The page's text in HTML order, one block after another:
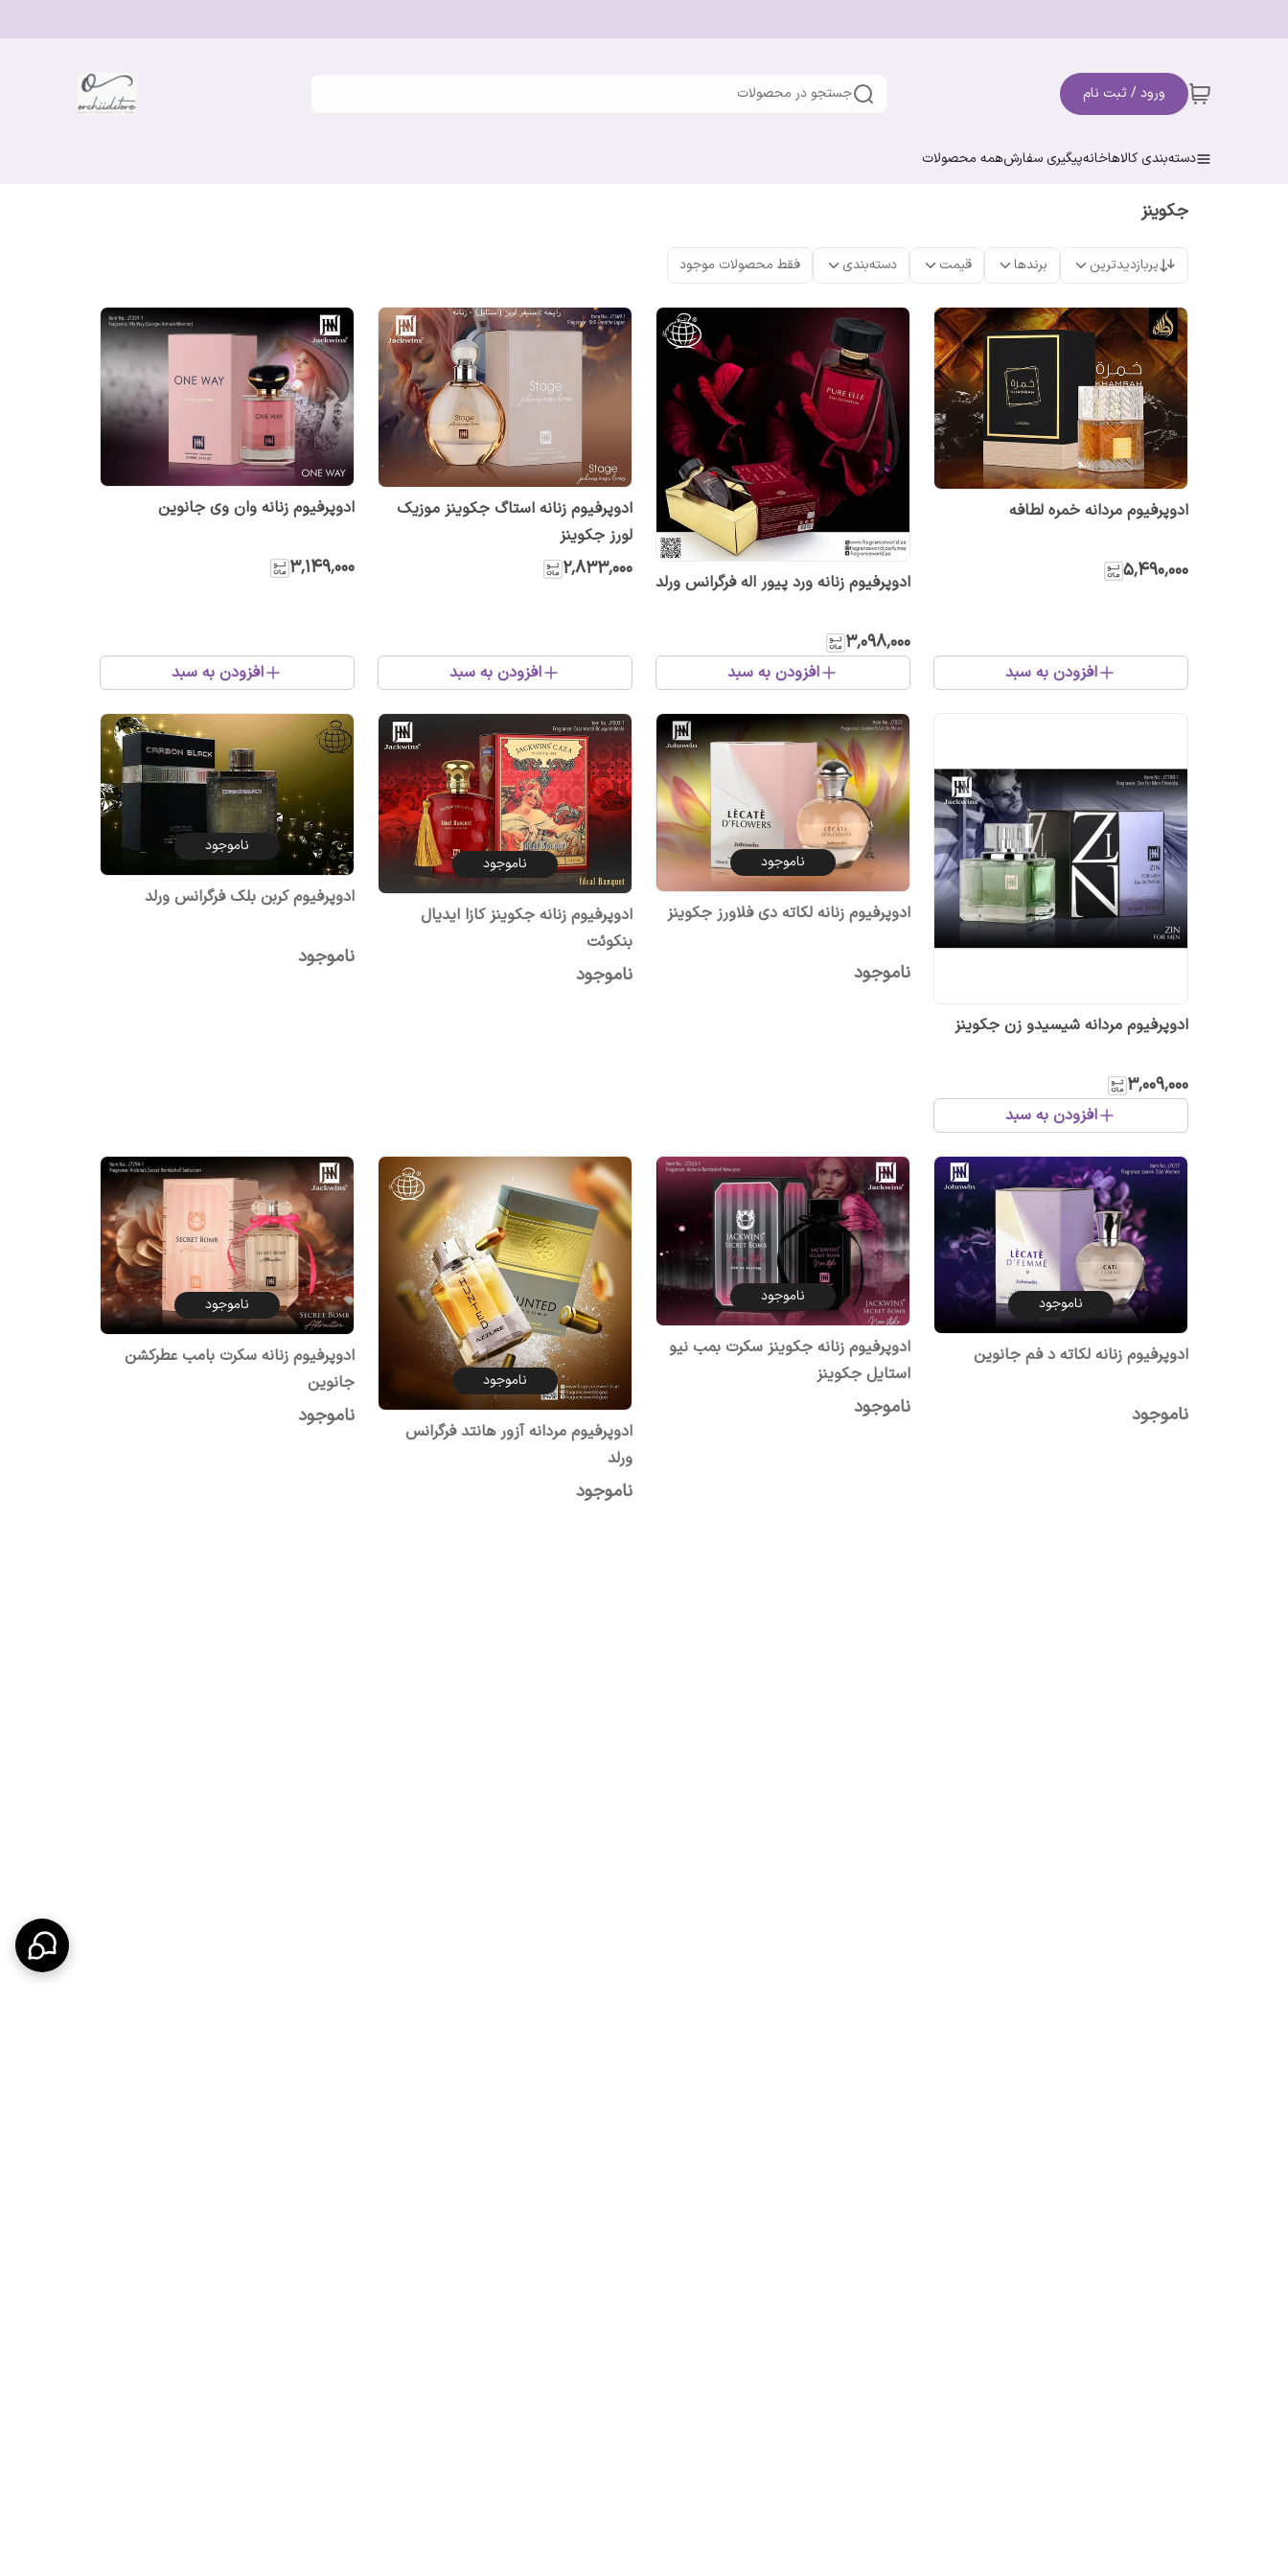
ورود / ثبت نام جستجو در محصولات
دسته‌بندی کالاهاخانهپیگیری سفارشهمه محصولات
جکوینز
پربازدیدترین برندها قیمت دسته‌بندی فقط محصولات موجود
ادوپرفیوم مردانه خمره لطافه
۵٬۴۹۰٬۰۰۰
افزودن به سبد
ادوپرفیوم زنانه ورد پیور اله فرگرانس ورلد
۳٬۰۹۸٬۰۰۰
افزودن به سبد
ادوپرفیوم زنانه استاگ جکوینز موزیک
لورز جکوینز
۲٬۸۳۳٬۰۰۰
افزودن به سبد
ادوپرفیوم زنانه وان وی جانوین
۳٬۱۴۹٬۰۰۰
افزودن به سبد
ادوپرفیوم مردانه شیسیدو زن جکوینز
۳٬۰۰۹٬۰۰۰
افزودن به سبد
ناموجود
ادوپرفیوم زنانه لکاته دی فلاورز جکوینز
ناموجود
ناموجود
ادوپرفیوم زنانه جکوینز کازا ایدیال
بنکوئت
ناموجود
ناموجود
ادوپرفیوم کربن بلک فرگرانس ورلد
ناموجود
ناموجود
ادوپرفیوم زنانه لکاته د فم جانوین
ناموجود
ناموجود
ادوپرفیوم زنانه جکوینز سکرت بمب نیو
استایل جکوینز
ناموجود
ناموجود
ادوپرفیوم مردانه آزور هانتد فرگرانس
ورلد
ناموجود
ناموجود
ادوپرفیوم زنانه سکرت بامب عطرکشن
جانوین
ناموجود